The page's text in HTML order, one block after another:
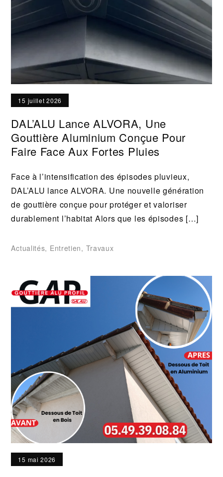
15 juillet 2026
DAL’ALU Lance ALVORA, Une
Gouttière Aluminium Conçue Pour
Faire Face Aux Fortes Pluies
Face à l’intensification des épisodes pluvieux,
DAL’ALU lance ALVORA. Une nouvelle génération
de gouttière conçue pour protéger et valoriser
durablement l’habitat Alors que les épisodes […]
Actualités, Entretien, Travaux
15 mai 2026